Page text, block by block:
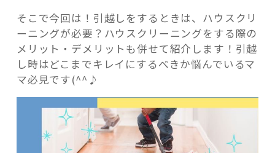
そこで今回は！引越しをするときは、ハウスクリ
ーニングが必要？ハウスクリーニングをする際の
メリット・デメリットも併せて紹介します！引越
し時はどこまでキレイにするべきか悩んでいるマ
マ必見です(^^♪